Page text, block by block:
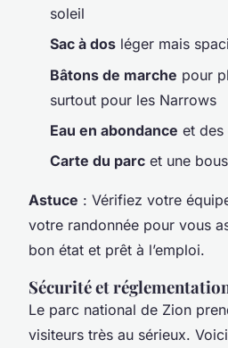
soleil
Sac à dos léger mais
Bâtons de marche pour
surtout pour les Narrows
Eau en abondance et des
Carte du parc et une
Astuce : Vérifiez votre
votre randonnée pour vous
bon état et prêt à l’emploi.
Sécurité et
Le parc national de Zion
visiteurs très au sérieux.